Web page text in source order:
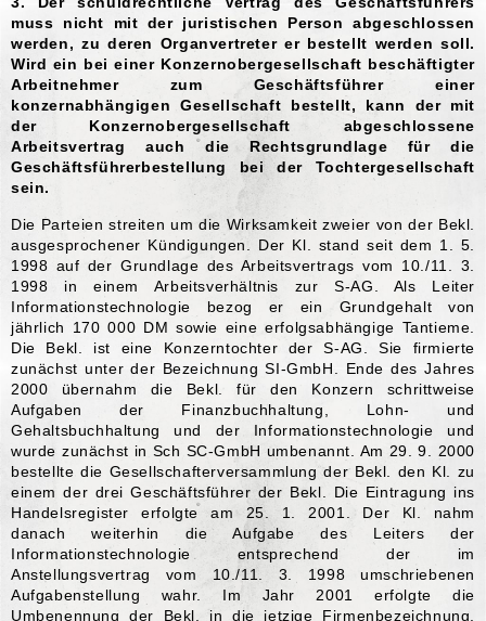
muss nicht mit der juristischen Person abgeschlossen
werden, zu deren Organvertreter er bestellt werden soll.
Wird ein bei einer Konzernobergesellschaft beschäftigter
Arbeitnehmer zum Geschäftsführer einer
konzernabhängigen Gesellschaft bestellt, kann der mit
der Konzernobergesellschaft abgeschlossene
Arbeitsvertrag auch die Rechtsgrundlage für die
Geschäftsführerbestellung bei der Tochtergesellschaft
sein.
Die Parteien streiten um die Wirksamkeit zweier von der Bekl.
ausgesprochener Kündigungen. Der Kl. stand seit dem 1. 5.
1998 auf der Grundlage des Arbeitsvertrags vom 10./11. 3.
1998 in einem Arbeitsverhältnis zur S-AG. Als Leiter
Informationstechnologie bezog er ein Grundgehalt von
jährlich 170 000 DM sowie eine erfolgsabhängige Tantieme.
Die Bekl. ist eine Konzerntochter der S-AG. Sie firmierte
zunächst unter der Bezeichnung SI-GmbH. Ende des Jahres
2000 übernahm die Bekl. für den Konzern schrittweise
Aufgaben der Finanzbuchhaltung, Lohn- und
Gehaltsbuchhaltung und der Informationstechnologie und
wurde zunächst in Sch SC-GmbH umbenannt. Am 29. 9. 2000
bestellte die Gesellschafterversammlung der Bekl. den Kl. zu
einem der drei Geschäftsführer der Bekl. Die Eintragung ins
Handelsregister erfolgte am 25. 1. 2001. Der Kl. nahm
danach weiterhin die Aufgabe des Leiters der
Informationstechnologie entsprechend der im
Anstellungsvertrag vom 10./11. 3. 1998 umschriebenen
Aufgabenstellung wahr. Im Jahr 2001 erfolgte die
Umbenennung der Bekl. in die jetzige Firmenbezeichnung.